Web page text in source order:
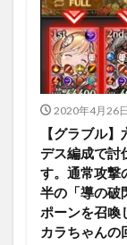
2020年4月26日
【グラブル
デス編成で討
す。通常攻撃
半の「導の破
ポーンを召喚
カラちゃんの